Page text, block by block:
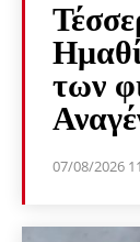
των
07/08/2026